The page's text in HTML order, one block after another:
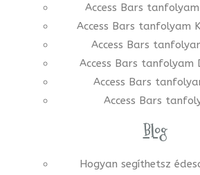
Access Bars
Access Bars tanfolyam
Access Bars
Access Bars tanfolyam
Access Bars
Access Bars
Blog
Hogyan segíthetsz